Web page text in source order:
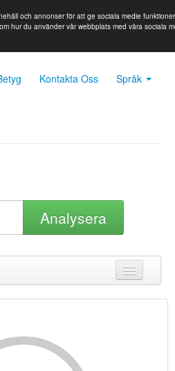
och annonser för att ge sociala medie
hur du använder vår webbplats med våra sociala
Kontakta Oss Språk
Analysera